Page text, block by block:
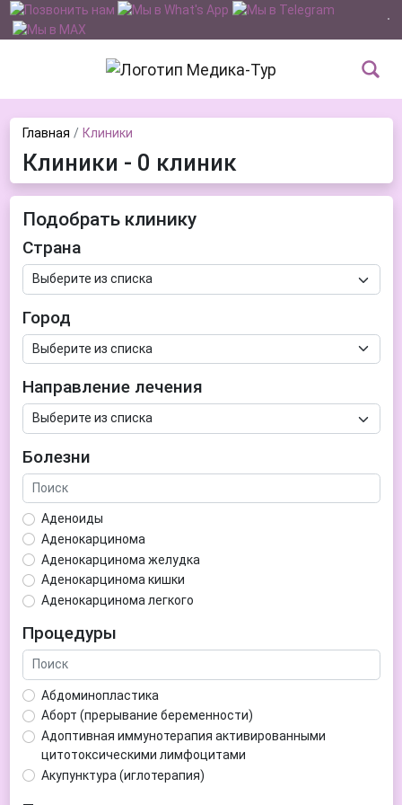
Главная Клиники
Клиники - 0 клиник
Подобрать клинику
Страна
Город
Направление лечения
Болезни
Аденоиды
Аденокарцинома
Аденокарцинома желудка
Аденокарцинома кишки
Аденокарцинома легкого
Аденома гипофиза
Аденома простаты
Аденома щитовидной железы
Аденомиоз
Адентия
Азооспермия
Акне (угри)
Алкоголизм
Процедуры
Абдоминопластика
Аборт (прерывание беременности)
Адоптивная иммунотерапия активированными
цитотоксическими лимфоцитами
Акупунктура (иглотерапия)